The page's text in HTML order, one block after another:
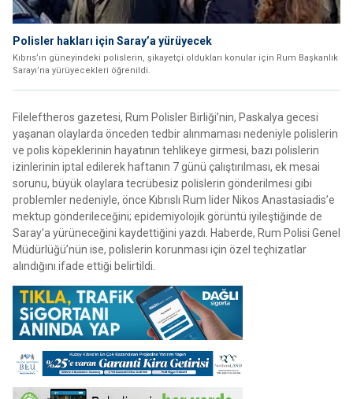
Polisler hakları için Saray’a yürüyecek
Kıbrıs’ın güneyindeki polislerin, şikayetçi oldukları konular için Rum Başkanlık
Sarayı’na yürüyecekleri öğrenildi.
Fileleftheros gazetesi, Rum Polisler Birliği’nin, Paskalya gecesi
yaşanan olaylarda önceden tedbir alınmaması nedeniyle polislerin
ve polis köpeklerinin hayatının tehlikeye girmesi, bazı polislerin
izinlerinin iptal edilerek haftanın 7 günü çalıştırılması, ek mesai
sorunu, büyük olaylara tecrübesiz polislerin gönderilmesi gibi
problemler nedeniyle, önce Kıbrıslı Rum lider Nikos Anastasiadis’e
mektup gönderileceğini; epidemiyolojik görüntü iyileştiğinde de
Saray’a yürüneceğini kaydettiğini yazdı. Haberde, Rum Polisi Genel
Müdürlüğü’nün ise, polislerin korunması için özel teçhizatlar
alındığını ifade ettiği belirtildi.